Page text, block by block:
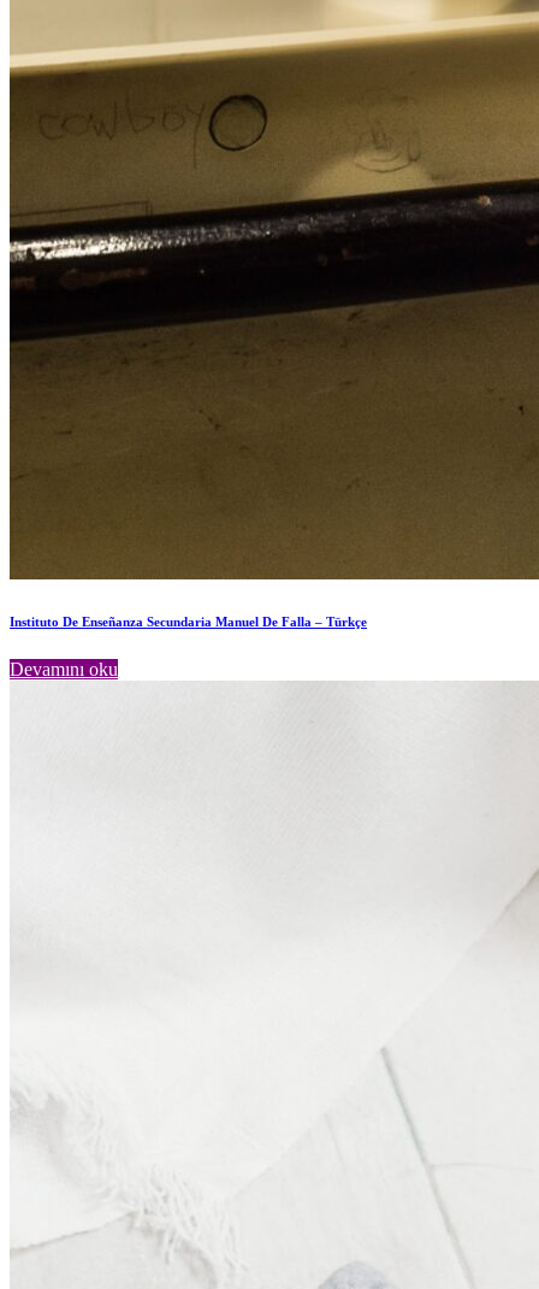
Instituto De Enseñanza Secundaria Manuel De Falla – Türkçe
Devamını oku